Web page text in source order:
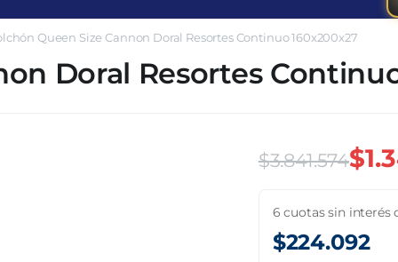
Queen Size Cannon Doral Resortes Continuo 160x200x27
Doral Resortes
$3.841.574
precio
$
precio
6 cuotas sin interés
$224.092